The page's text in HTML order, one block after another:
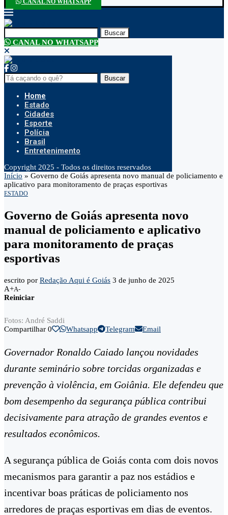
CANAL NO WHATSAPP
Buscar
CANAL NO WHATSAPP
Buscar
Home
Estado
Cidades
Esporte
Polícia
Brasil
Entretenimento
Copyright 2025 - Todos os direitos reservados
Início » Governo de Goiás apresenta novo manual de policiamento e
aplicativo para monitoramento de praças esportivas
ESTADO
Governo de Goiás apresenta novo
manual de policiamento e aplicativo
para monitoramento de praças
esportivas
escrito por Redação Aqui é Goiás 3 de junho de 2025
A+A-
Reiniciar
Fotos: André Saddi
Compartilhar 0 Whatsapp Telegram Email
Governador Ronaldo Caiado lançou novidades
durante seminário sobre torcidas organizadas e
prevenção à violência, em Goiânia. Ele defendeu que
bom desempenho da segurança pública contribui
decisivamente para atração de grandes eventos e
resultados econômicos.
A segurança pública de Goiás conta com dois novos
mecanismos para garantir a paz nos estádios e
incentivar boas práticas de policiamento nos
arredores de praças esportivas em dias de eventos.